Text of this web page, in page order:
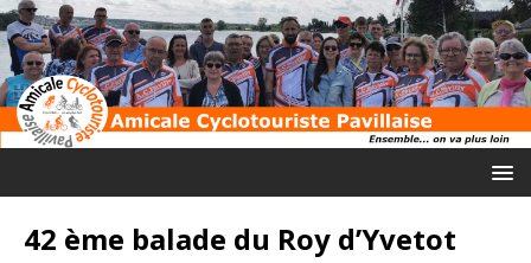
42 ème balade du Roy d’Yvetot